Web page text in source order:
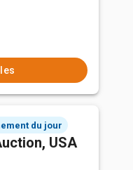
du jour
USA